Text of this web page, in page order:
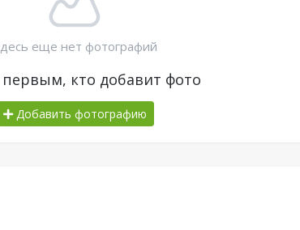
еще нет фотографий
первым, кто добавит фото
Добавить фотографию